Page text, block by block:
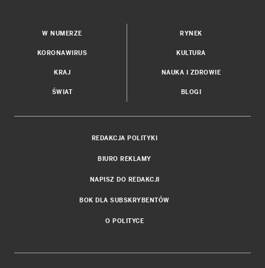
W NUMERZE
KORONAWIRUS
KRAJ
ŚWIAT
RYNEK
KULTURA
NAUKA I ZDROWIE
BLOGI
REDAKCJA POLITYKI
BIURO REKLAMY
NAPISZ DO REDAKCJI
BOK DLA SUBSKRYBENTÓW
O POLITYCE